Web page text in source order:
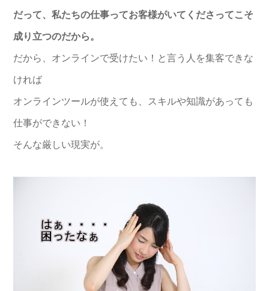
だって、私たちの仕事ってお客様がいてくださってこそ
成り立つのだから。
だから、オンラインで受けたい！と言う人を集客できな
ければ
オンラインツールが使えても、スキルや知識があっても
仕事ができない！
そんな厳しい現実が。